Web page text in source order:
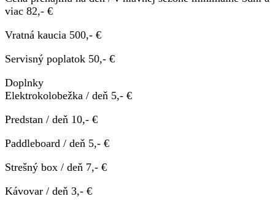
viac 82,- €
Vratná kaucia 500,- €
Servisný poplatok 50,- €
Doplnky
Elektrokolobežka / deň 5,- €
Predstan / deň 10,- €
Paddleboard / deň 5,- €
Strešný box / deň 7,- €
Kávovar / deň 3,- €